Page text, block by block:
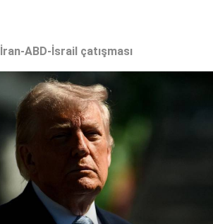
İran-ABD-İsrail çatışması